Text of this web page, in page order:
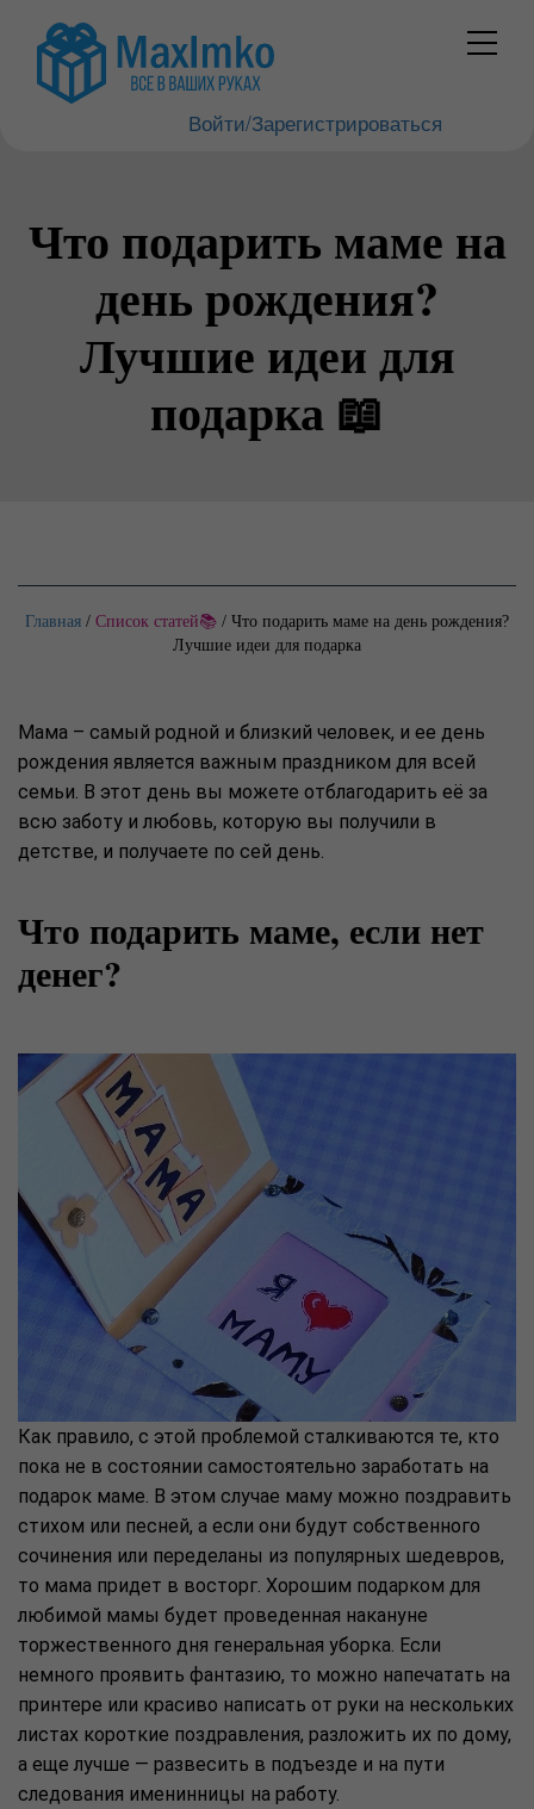
Войти/Зарегистрироваться
Что подарить маме на
день рождения?
Лучшие идеи для
подарка 📖
Главная / Список статей📚 / Что подарить маме на день рождения?
Лучшие идеи для подарка
Мама – самый родной и близкий человек, и ее день
рождения является важным праздником для всей
семьи. В этот день вы можете отблагодарить её за
всю заботу и любовь, которую вы получили в
детстве, и получаете по сей день.
Что подарить маме, если нет
денег?
Как правило, с этой проблемой сталкиваются те, кто
пока не в состоянии самостоятельно заработать на
подарок маме. В этом случае маму можно поздравить
стихом или песней, а если они будут собственного
сочинения или переделаны из популярных шедевров,
то мама придет в восторг. Хорошим подарком для
любимой мамы будет проведенная накануне
торжественного дня генеральная уборка. Если
немного проявить фантазию, то можно напечатать на
принтере или красиво написать от руки на нескольких
листах короткие поздравления, разложить их по дому,
а еще лучше — развесить в подъезде и на пути
следования именинницы на работу.